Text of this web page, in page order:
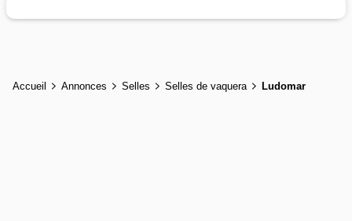
Accueil Annonces Selles Selles de vaquera Ludomar